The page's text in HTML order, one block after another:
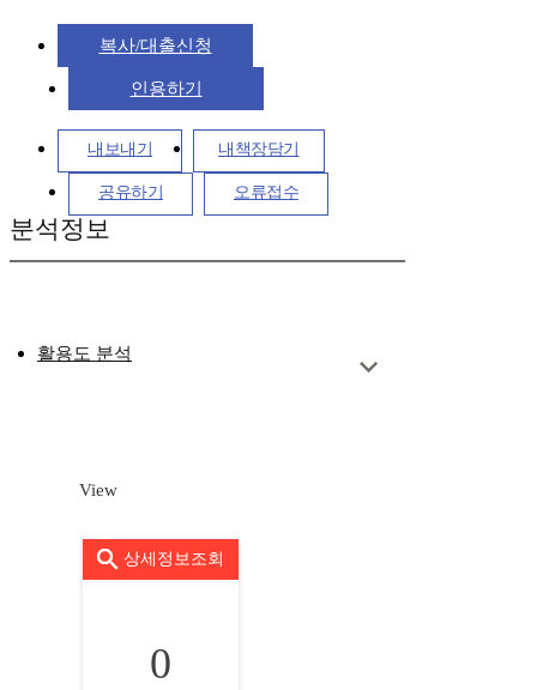
복사/대출신청
인용하기
내보내기 내책장담기
공유하기 오류접수
분석정보
활용도 분석
View
상세정보조회
0